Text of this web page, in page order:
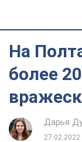
На
более
Дарья
27.02.2022